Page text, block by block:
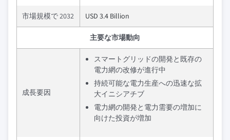
市場規模で 2032 USD 3.4 Billion
主要な市場動向
成長要因
スマートグリッドの開発と既存の
電力網の改修が進行中
持続可能な電力生産への迅速な拡
大イニシアチブ
電力網の開発と電力需要の増加に
向けた投資が増加